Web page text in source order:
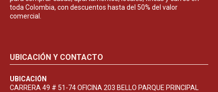
toda Colombia, con descuentos hasta del 50% del valor
comercial.
UBICACIÓN Y CONTACTO
UBICACIÓN
CARRERA 49 # 51-74 OFICINA 203 BELLO PARQUE PRINCIPAL